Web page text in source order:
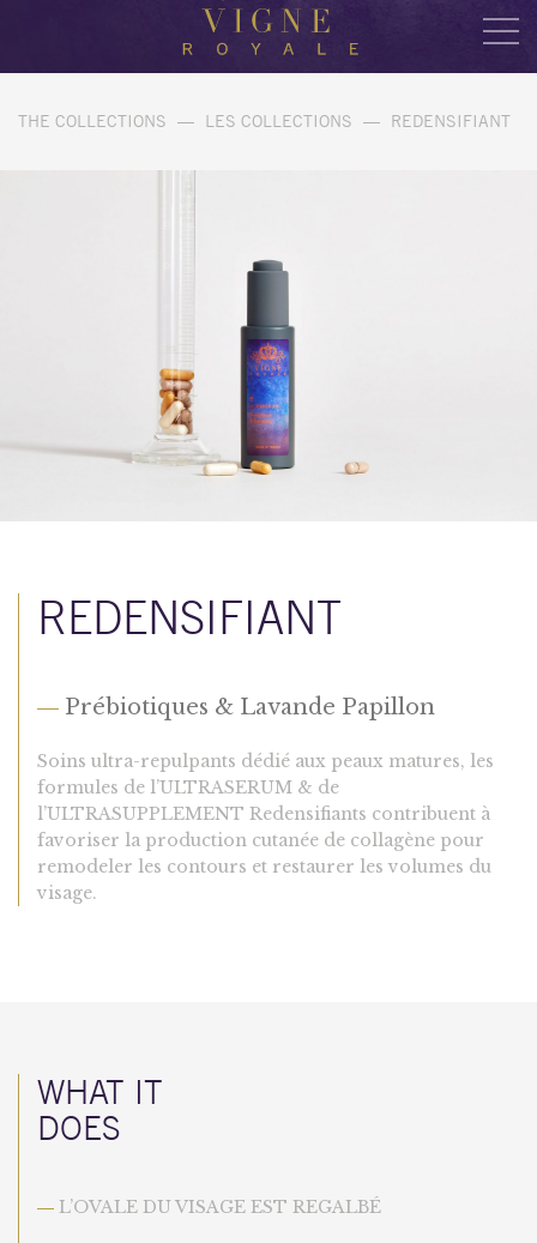
THE COLLECTIONS — LES COLLECTIONS — REDENSIFIANT
REDENSIFIANT
— Prébiotiques & Lavande Papillon
Soins ultra-repulpants dédié aux peaux matures, les
formules de l’ULTRASERUM & de
l’ULTRASUPPLEMENT Redensifiants contribuent à
favoriser la production cutanée de collagène pour
remodeler les contours et restaurer les volumes du
visage.
WHAT IT
DOES
— L’OVALE DU VISAGE EST REGALBÉ